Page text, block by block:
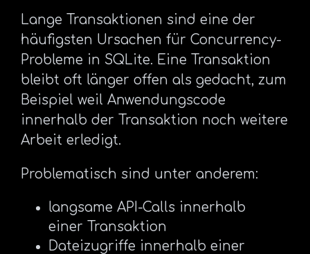
Lange Transaktionen sind eine der
häufigsten Ursachen für Concurrency-
Probleme in SQLite. Eine Transaktion
bleibt oft länger offen als gedacht, zum
Beispiel weil Anwendungscode
innerhalb der Transaktion noch weitere
Arbeit erledigt.
Problematisch sind unter anderem:
langsame API-Calls innerhalb
einer Transaktion
Dateizugriffe innerhalb einer